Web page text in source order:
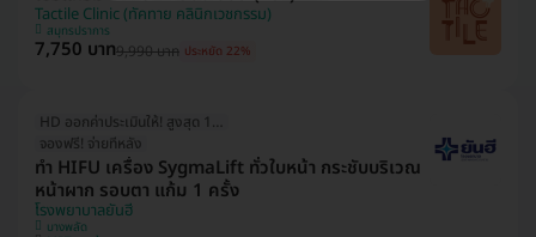
Tactile Clinic (ทัคทาย คลินิกเวชกรรม)
สมุทรปราการ
7,750 บาท9,990 บาท ประหยัด 22%
HD ออกค่าประเมินให้! สูงสุด 1000 บ.
จองฟรี! จ่ายทีหลัง
ทำ HIFU เครื่อง SygmaLift ทั่วใบหน้า กระชับบริเวณ
หน้าผาก รอบตา แก้ม 1 ครั้ง
โรงพยาบาลยันฮี
บางพลัด